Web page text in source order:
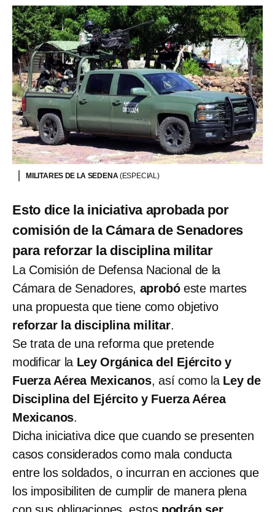
MILITARES DE LA SEDENA (ESPECIAL)
Esto dice la iniciativa aprobada por
comisión de la Cámara de Senadores
para reforzar la disciplina militar
La Comisión de Defensa Nacional de la
Cámara de Senadores, aprobóeste martes
una propuesta que tiene como objetivo
reforzar la disciplina militar.
Se trata de una reforma que pretende
modificar la Ley Orgánica del Ejército y
Fuerza Aérea Mexicanos, así como la Ley de
Disciplina del Ejército y Fuerza Aérea
Mexicanos.
Dicha iniciativa dice que cuando se presenten
casos considerados como mala conducta
entre los soldados, o incurran en acciones que
los imposibiliten de cumplir de manera plena
con sus obligaciones, estos podrán ser